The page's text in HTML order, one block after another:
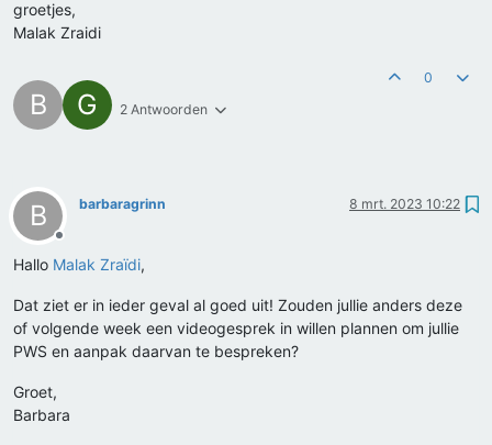
groetjes,
Malak Zraidi
B G 2 Antwoorden
0
B
Offline
barbaragrinn 8 mrt. 2023 10:22
Hallo Malak Zraïdi,
Dat ziet er in ieder geval al goed uit! Zouden jullie anders deze
of volgende week een videogesprek in willen plannen om jullie
PWS en aanpak daarvan te bespreken?
Groet,
Barbara